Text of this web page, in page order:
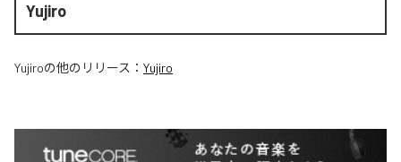
Yujiro
Yujiroの他のリリース： Yujiro